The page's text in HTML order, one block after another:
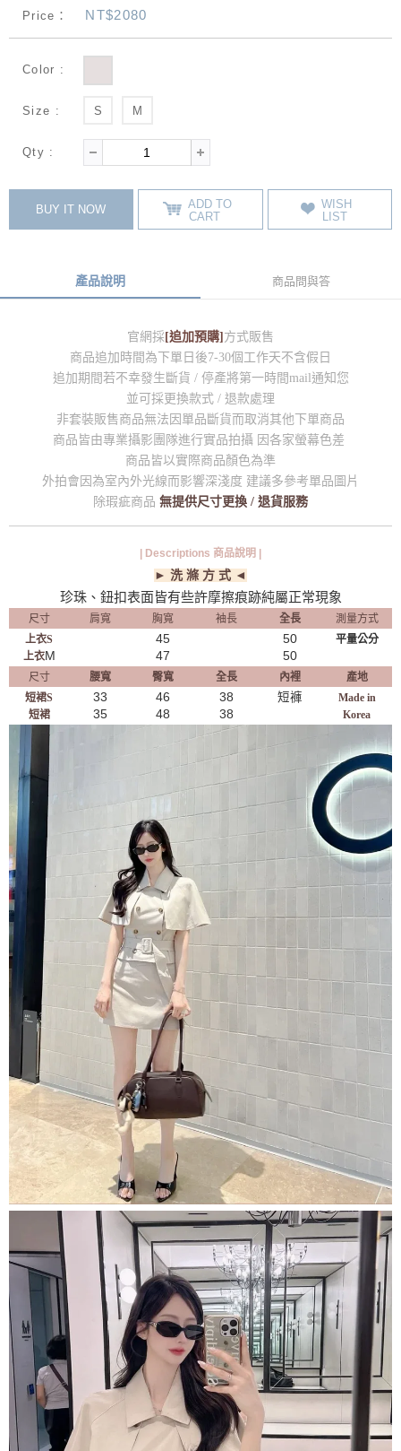
Price： NT$2080
Color :
Size : S M
Qty :
BUY IT NOW
ADD TO
CART
WISH
LIST
產品說明 商品問與答
官網採[追加預購]方式販售
商品追加時間為下單日後7-30個工作天不含假日
追加期間若不幸發生斷貨 / 停產將第一時間mail通知您
並可採更換款式 / 退款處理
非套裝販售商品無法因單品斷貨而取消其他下單商品
商品皆由專業攝影團隊進行實品拍攝 因各家螢幕色差
商品皆以實際商品顏色為準
外拍會因為室內外光線而影響深淺度 建議多參考單品圖片
除瑕疵商品 無提供尺寸更換 / 退貨服務
| Descriptions 商品說明 |
► 洗 滌 方 式 ◄
珍珠、鈕扣表面皆有些許摩擦痕跡純屬正常現象
尺寸 肩寬 胸寬 袖長 全長
測量方式
上衣S
上衣M
45
47
50
50
平量公分
尺寸 腰寬 臀寬 全長 內裡
產地
短裙S
短裙
33
35
46
48
38
38
短褲
Made in
Korea